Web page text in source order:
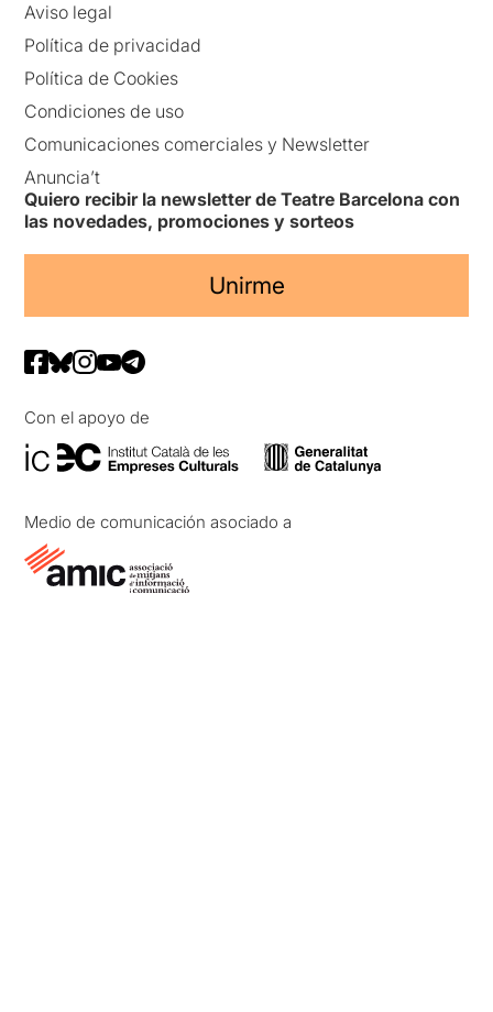
Aviso legal
Política de privacidad
Política de Cookies
Condiciones de uso
Comunicaciones comerciales y Newsletter
Anuncia’t
Quiero recibir la newsletter de Teatre Barcelona con
las novedades, promociones y sorteos
Unirme
Con el apoyo de
Medio de comunicación asociado a